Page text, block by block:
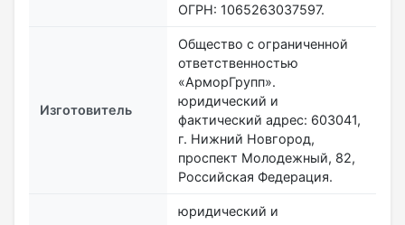
ОГРН: 1065263037597.
Изготовитель
Общество с ограниченной
ответственностью
«АрморГрупп».
юридический и
фактический адрес: 603041,
г. Нижний Новгород,
проспект Молодежный, 82,
Российская Федерация.
юридический и